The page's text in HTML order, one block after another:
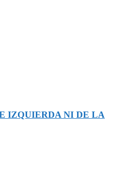
IZQUIERDA NI DE LA